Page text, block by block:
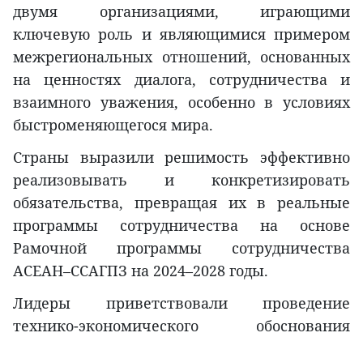
двумя организациями, играющими
ключевую роль и являющимися примером
межрегиональных отношений, основанных
на ценностях диалога, сотрудничества и
взаимного уважения, особенно в условиях
быстроменяющегося мира.
Страны выразили решимость эффективно
реализовывать и конкретизировать
обязательства, превращая их в реальные
программы сотрудничества на основе
Рамочной программы сотрудничества
АСЕАН–ССАГПЗ на 2024–2028 годы.
Лидеры приветствовали проведение
технико-экономического обоснования